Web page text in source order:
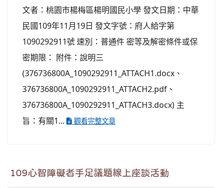
文者：桃園市楊梅區楊明國民小學 發文日期：中華
民國109年11月19日 發文字號：府人給字第
1090292911號 速別：普通件 密等及解密條件或保
密期限： 附件：說明三
(376736800A_1090292911_ATTACH1.docx、
376736800A_1090292911_ATTACH2.pdf、
376736800A_1090292911_ATTACH3.docx) 主
旨：有關1...
觀看完整文章
109心智障礙者手足議題線上座談活動